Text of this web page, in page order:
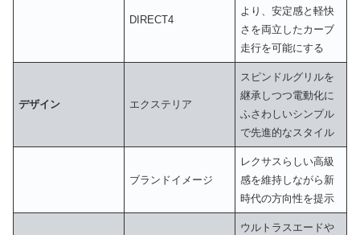
DIRECT4
より、安定感と軽快
さを両立したカーブ
走行を可能にする
デザイン エクステリア
スピンドルグリルを
継承しつつ電動化に
ふさわしいシンプル
で先進的なスタイル
ブランドイメージ
レクサスらしい高級
感を維持しながら新
時代の方向性を提示
ウルトラスエードや